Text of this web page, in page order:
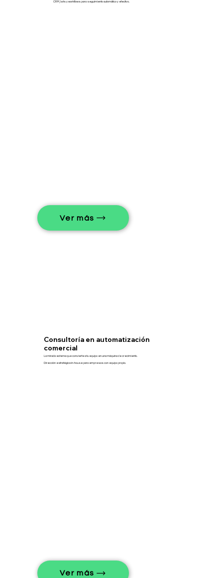
CRM, bots y workflows para seguimiento automático y efectivo.
Ver más
Consultoría en automatización
comercial
La mirada externa que convierte a tu equipo en una máquina de crecimiento.
Dirección estratégica in-house para empresas con equipo propio.
Ver más